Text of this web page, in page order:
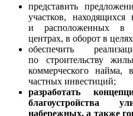
представить
участков, находящихся
и расположенных в
центрах, в оборот в
обеспечить
по строительству
коммерческого
частных инвестиций;
разработать
благоустройства
набережных, а также